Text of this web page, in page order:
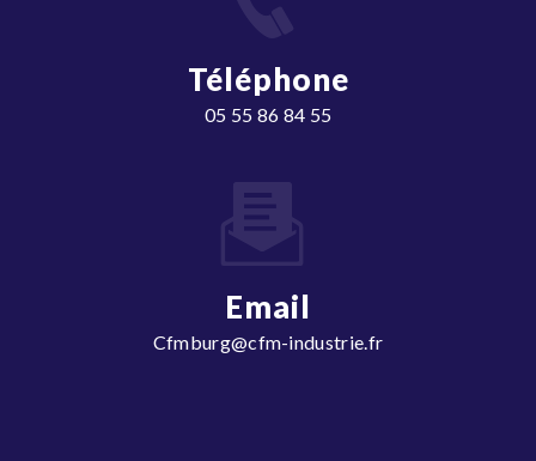
Téléphone
05 55 86 84 55
Email
cfmburg@cfm-industrie.fr